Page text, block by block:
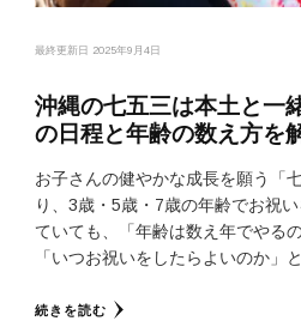
最終更新日 2025年9月4日
沖縄の七五三は本土と一
の日程と年齢の数え方を
お子さんの健やかな成長を願う「
り、3歳・5歳・7歳の年齢でお祝
ていても、「年齢は数え年でやる
「いつお祝いをしたらよいのか」
続きを読む